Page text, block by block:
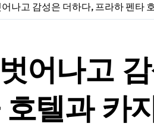
길 수 있는 올드한 매력의 프라하
나고 감성은 더하다, 프라하 펜타
어나고
텔과 카